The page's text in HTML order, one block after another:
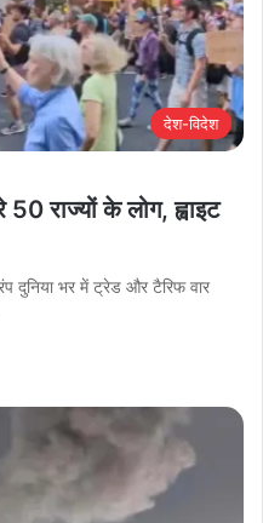
देश-विदेश
राज्यों के लोग, ह्वाइट
दुनिया भर में ट्रेड और टैरिफ वार